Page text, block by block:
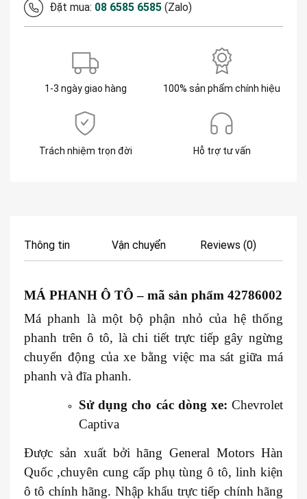
Đặt mua: 08 6585 6585 (Zalo)
1-3 ngày giao hàng 100% sản phẩm chính hiệu
Trách nhiệm trọn đời Hỗ trợ tư vấn
Thông tin Vận chuyển Reviews (0)
MÁ PHANH Ô TÔ– mã sản phẩm 42786002
Má phanh là một bộ phận nhỏ của hệ thống
phanh trên ô tô, là chi tiết trực tiếp gây ngừng
chuyển động của xe bằng việc ma sát giữa má
phanh và đĩa phanh.
Sử dụng cho các dòng xe: Chevrolet
Captiva
Được sản xuất bởi hãng General Motors Hàn
Quốc ,chuyên cung cấp phụ tùng ô tô, linh kiện
ô tô chính hãng. Nhập khẩu trực tiếp chính hãng